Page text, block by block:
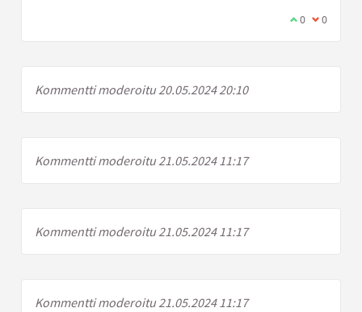
Olen samaa
0 Olen eri
0
Kommentti moderoitu 20.05.2024 20:10
Kommentti moderoitu 21.05.2024 11:17
Kommentti moderoitu 21.05.2024 11:17
Kommentti moderoitu 21.05.2024 11:17